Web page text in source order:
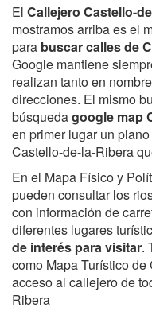
El Callejero Castello-
mostramos arriba es el
para buscar calles de
Google mantiene
realizan tanto en
direcciones. El mismo
búsquedagoogle map
en primer lugar un
Castello-de-la-Ribera
En el Mapa Físico y
pueden consultar los
con información de
diferentes lugares
de interés para visitar.
como Mapa Turístico
acceso al callejero de
Ribera